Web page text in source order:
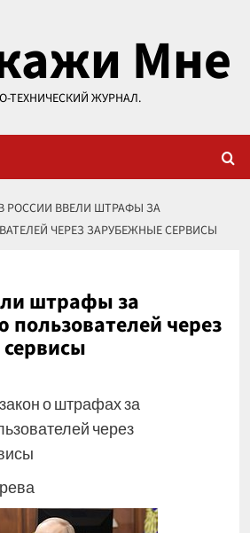
Мне
ТЕХНИЧЕСКИЙ ЖУРНАЛ.
РОССИИ ВВЕЛИ ШТРАФЫ ЗА
ЧЕРЕЗ ЗАРУБЕЖНЫЕ СЕРВИСЫ
штрафы за
пользователей через
о штрафах за
через